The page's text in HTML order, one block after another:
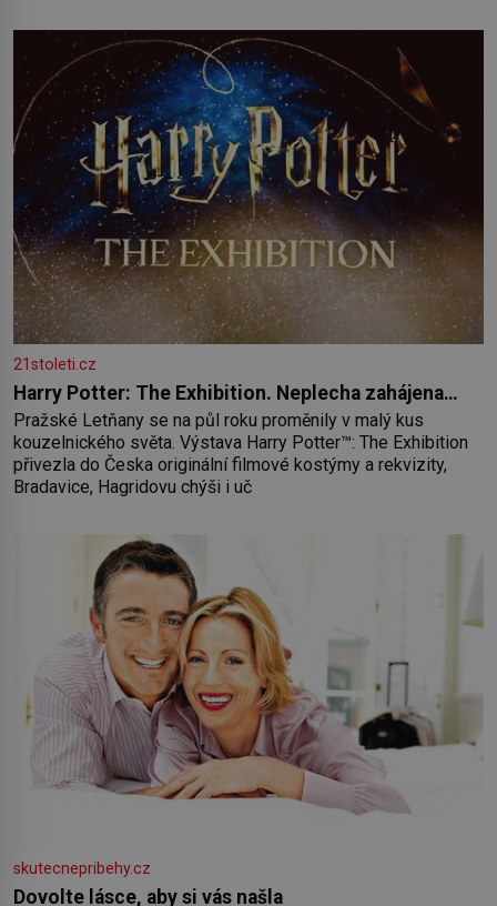
paměť rozhodla stávkovat. Cvičte
21stoleti.cz
Harry Potter: The Exhibition. Neplecha zahájena…
Pražské Letňany se na půl roku proměnily v malý kus
kouzelnického světa. Výstava Harry Potter™: The Exhibition
přivezla do Česka originální filmové kostýmy a rekvizity,
Bradavice, Hagridovu chýši i uč
skutecnepribehy.cz
Dovolte lásce, aby si vás našla